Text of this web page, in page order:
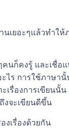
นเยอะๆแล้วทำใ
นก็คงรู้ และเชื่อ
ะไร การใช้ภาษา
ะเรื่องการเขียนนั้
งจะเขียนดีขึ้น
งเรื่องด้วยกัน